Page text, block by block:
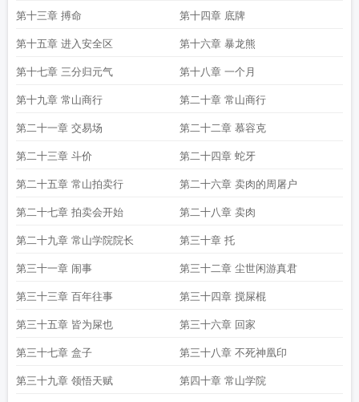
第十三章 搏命 第十四章 底牌
第十五章 进入安全区 第十六章 暴龙熊
第十七章 三分归元气 第十八章 一个月
第十九章 常山商行 第二十章 常山商行
第二十一章 交易场 第二十二章 慕容克
第二十三章 斗价 第二十四章 蛇牙
第二十五章 常山拍卖行 第二十六章 卖肉的周屠户
第二十七章 拍卖会开始 第二十八章 卖肉
第二十九章 常山学院院长 第三十章 托
第三十一章 闹事 第三十二章 尘世闲游真君
第三十三章 百年往事 第三十四章 搅屎棍
第三十五章 皆为屎也 第三十六章 回家
第三十七章 盒子 第三十八章 不死神凰印
第三十九章 领悟天赋 第四十章 常山学院